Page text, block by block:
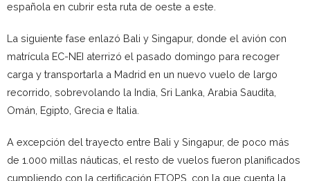
española en cubrir esta ruta de oeste a este.
La siguiente fase enlazó Bali y Singapur, donde el avión con
matrícula EC-NEI aterrizó el pasado domingo para recoger
carga y transportarla a Madrid en un nuevo vuelo de largo
recorrido, sobrevolando la India, Sri Lanka, Arabia Saudita,
Omán, Egipto, Grecia e Italia.
A excepción del trayecto entre Bali y Singapur, de poco más
de 1.000 millas náuticas, el resto de vuelos fueron planificados
cumpliendo con la certificación ETOPS, con la que cuenta la